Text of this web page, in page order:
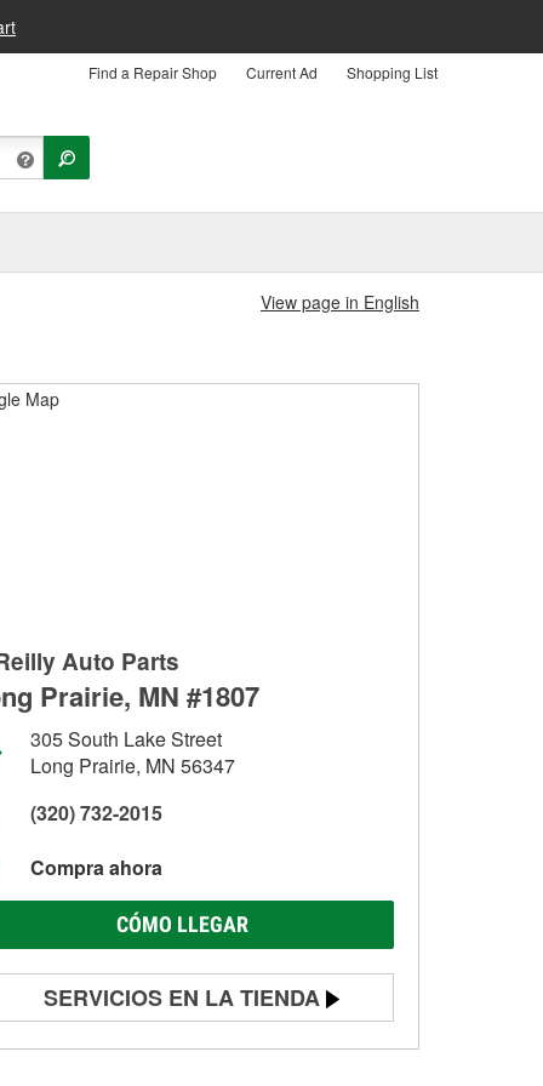
Find a Repair Shop Current Ad Shopping List
View page in English
Auto Parts
Prairie, MN #1807
305 South Lake Street
Long Prairie, MN 56347
(320) 732-2015
Compra ahora
CÓMO LLEGAR
SERVICIOS EN LA TIENDA
Prueba de batería